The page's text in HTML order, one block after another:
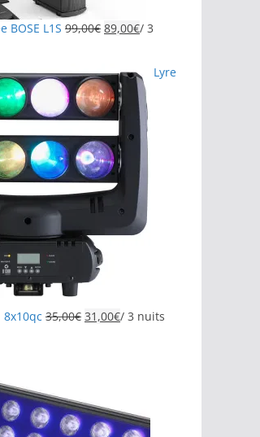
BOSE L1S 99,00€ 89,00€/ 3
Lyre
8x10qc 35,00€ 31,00€/ 3 nuits